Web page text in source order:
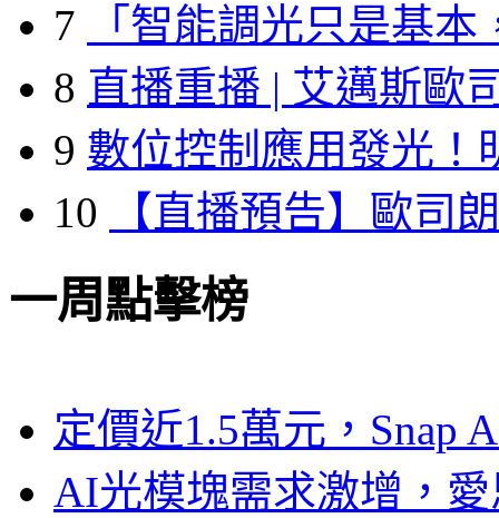
7
「智能調光只是基本
8 直播重播 | 艾邁斯歐
9 數位控制應用發光！
10
【直播預告】歐司
一周點擊榜
定價近1.5萬元，Snap
AI光模塊需求激增，